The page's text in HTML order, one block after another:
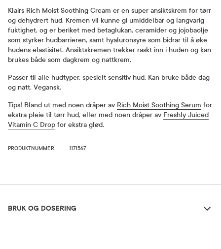
Klairs Rich Moist Soothing Cream er en super ansiktskrem for tørr
og dehydrert hud. Kremen vil kunne gi umiddelbar og langvarig
fuktighet, og er beriket med betaglukan, ceramider og jojobaolje
som styrker hudbarrieren, samt hyaluronsyre som bidrar til å øke
hudens elastisitet. Ansiktskremen trekker raskt inn i huden og kan
brukes både som dagkrem og nattkrem.
Passer til alle hudtyper, spesielt sensitiv hud. Kan bruke både dag
og natt. Vegansk.
Tips! Bland ut med noen dråper av Rich Moist Soothing Serum for
ekstra pleie til tørr hud, eller med noen dråper av Freshly Juiced
Vitamin C Drop for ekstra glød.
PRODUKTNUMMER 1171567
BRUK OG DOSERING